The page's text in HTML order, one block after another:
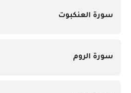
سورة العنكبوت
سورة الروم